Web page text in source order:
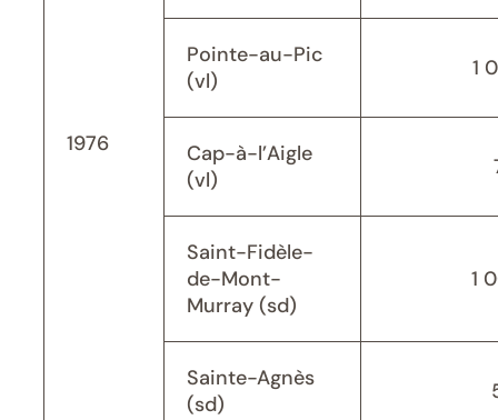
1976
Pointe-au-Pic
(vl)
1
Cap-à-l’Aigle
(vl)
Saint-Fidèle-
de-Mont-
Murray (sd)
1
Sainte-Agnès
(sd)